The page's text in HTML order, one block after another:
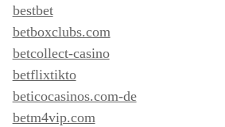
bestbet
betboxclubs.com
betcollect-casino
betflixtikto
beticocasinos.com-de
betm4vip.com